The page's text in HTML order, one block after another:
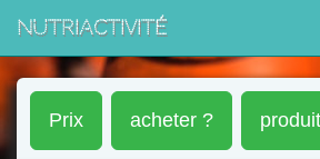
NutriActivité
Prix acheter ? produit